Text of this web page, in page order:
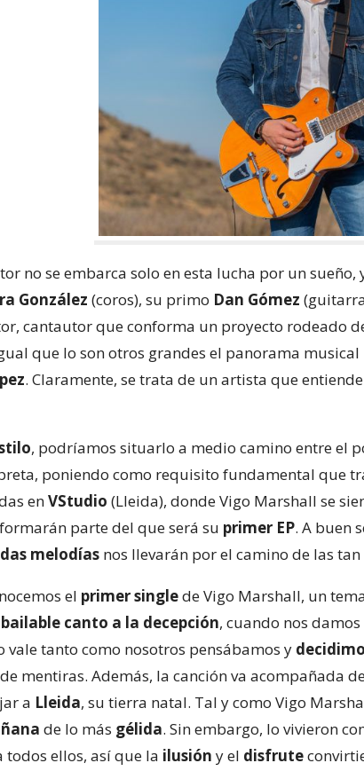
no se embarca solo en esta lucha por un
González (coros), su primo Dan Gómez
cantautor que conforma un proyecto rodeado
que lo son otros grandes el panorama
. Claramente, se trata de un artista que
, podríamos situarlo a medio camino entre el
poniendo como requisito fundamental que
enVStudio (Lleida), donde Vigo Marshall se
parte del que será su primer EP. A buen
melodías nos llevarán por el camino de las tan
el primer singlede Vigo Marshall, un
bailable canto a la decepción, cuando nos
tanto como nosotros pensábamos y
mentiras. Además, la canción va acompañada
a Lleida, su tierra natal. Tal y como Vigo
de lo más gélida. Sin embargo, lo vivieron
todos ellos, así que la ilusión y el disfrute